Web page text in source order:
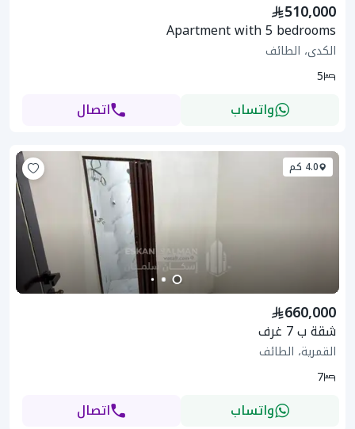
510,000
Apartment with 5 bedrooms
الكدى، الطائف
5
واتساب اتصال
4.0 كم
660,000
شقة ب 7 غرف
القمرية، الطائف
7
واتساب اتصال